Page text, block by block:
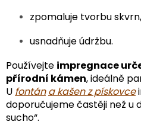
zpomaluje tvorbu skvrn,
usnadňuje údržbu.
Používejte impregnace
přírodní kámen, ideálně
U fontán a kašen z pískovce
doporučujeme častěji než u
sucho“.